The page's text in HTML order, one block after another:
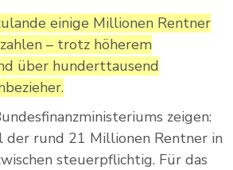
einige Millionen Rentner
– trotz höherem
über hunderttausend
zeigen:
der rund 21 Millionen Rentner in
steuerpflichtig. Für das